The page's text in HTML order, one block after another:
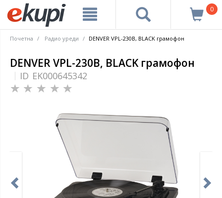
0
Почетна Pадио уреди DENVER VPL-230B, BLACK грамофон
DENVER VPL-230B, BLACK грамофон
ID EK000645342